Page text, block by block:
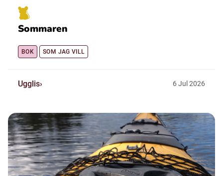
Sommaren
BOK SOM JAG VILL
Ugglis 6Jul2026